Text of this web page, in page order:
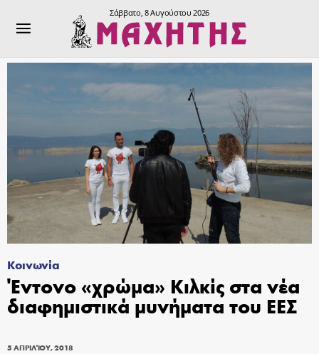
Σάββατο, 8 Αυγούστου 2026
Κοινωνία
Έντονο «χρώμα» Κιλκίς στα νέα
διαφημιστικά μυνήματα του ΕΕΣ
5 ΑΠΡΙΛΊΟΥ, 2018